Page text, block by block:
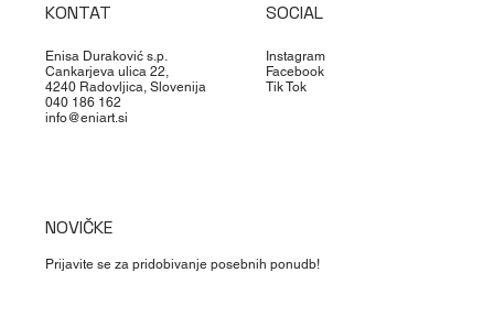
KONTAT
Enisa Duraković s.p.
Cankarjeva ulica 22,
4240 Radovljica, Slovenija
040 186 162
info@eniart.si
SOCIAL
Instagram
Facebook
Tik Tok
NOVIČKE
Prijavite se za pridobivanje posebnih ponudb!